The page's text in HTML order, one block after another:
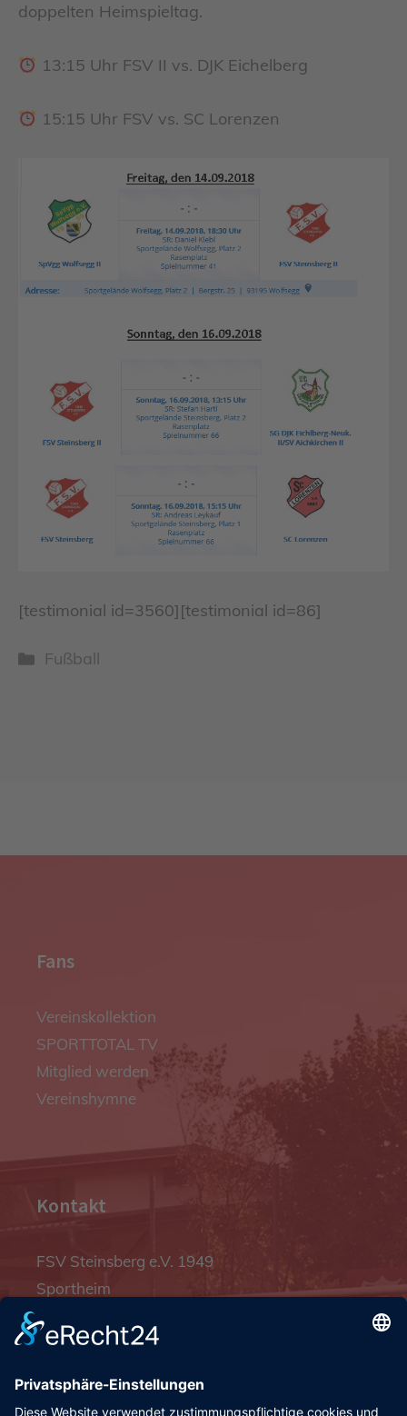
doppelten Heimspieltag.
13:15 Uhr FSV II vs. DJK Eichelberg
15:15 Uhr FSV vs. SC Lorenzen
[testimonial id=3560][testimonial id=86]
Kategorien
Fußball
Fans
Vereinskollektion
SPORTTOTAL TV
Mitglied werden
Vereinshymne
Kontakt
FSV Steinsberg e.V. 1949
Sportheim
93128 Steinsberg
pr@fsv-steinsberg.de